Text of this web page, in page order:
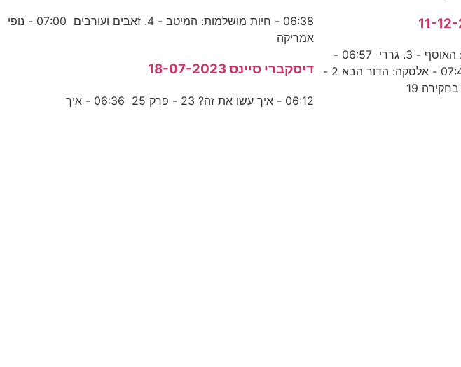
06:10 - חילוץ בדרך קפואה כאוס 3: האוסף - 3. גררי 06:57 -
נשק משפחתי - 2. אני רוצה ג'יפ 07:44 - אלסקה: הדור הבא 2 -
06:38 - חיות מושלמות: המיטב - 4. זאבים ועורבים 07:00 - נופי
אמריקה
דיסקברי סיינס 18-07-2023
06:12 - איך עשו את זה? 23 - פרק 25 06:36 - איך